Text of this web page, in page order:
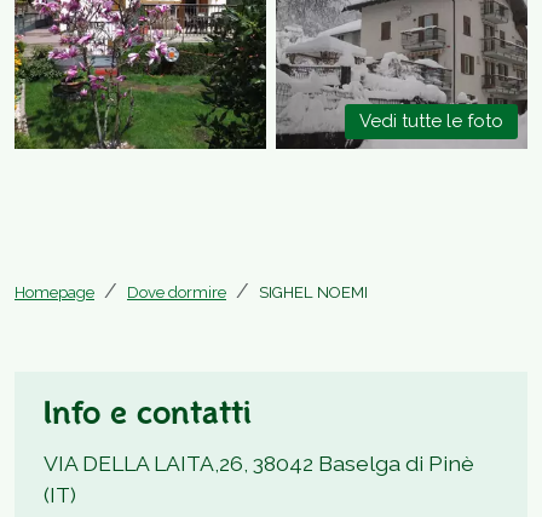
Vedi tutte le foto
Homepage Dove dormire SIGHEL NOEMI
Info e contatti
VIA DELLA LAITA,26, 38042 Baselga di Pinè
(IT)